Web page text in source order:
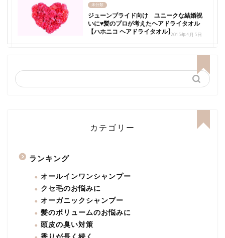
未分類
ジューンブライド向け ユニークな結婚祝
いに♥髪のプロが考えたヘアドライタオル
【ハホニコ ヘアドライタオル】2015年4月5日
カテゴリー
ランキング
オールインワンシャンプー
クセ毛のお悩みに
オーガニックシャンプー
髪のボリュームのお悩みに
頭皮の臭い対策